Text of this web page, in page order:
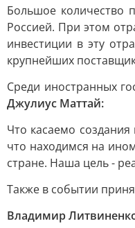
Большое количество
Россией. При этом
инвестиции в эту
крупнейших
Среди иностранных
Джулиус Маттай:
Что касаемо
что находимся на
стране. Наша цель -
Также в событии
Владимир